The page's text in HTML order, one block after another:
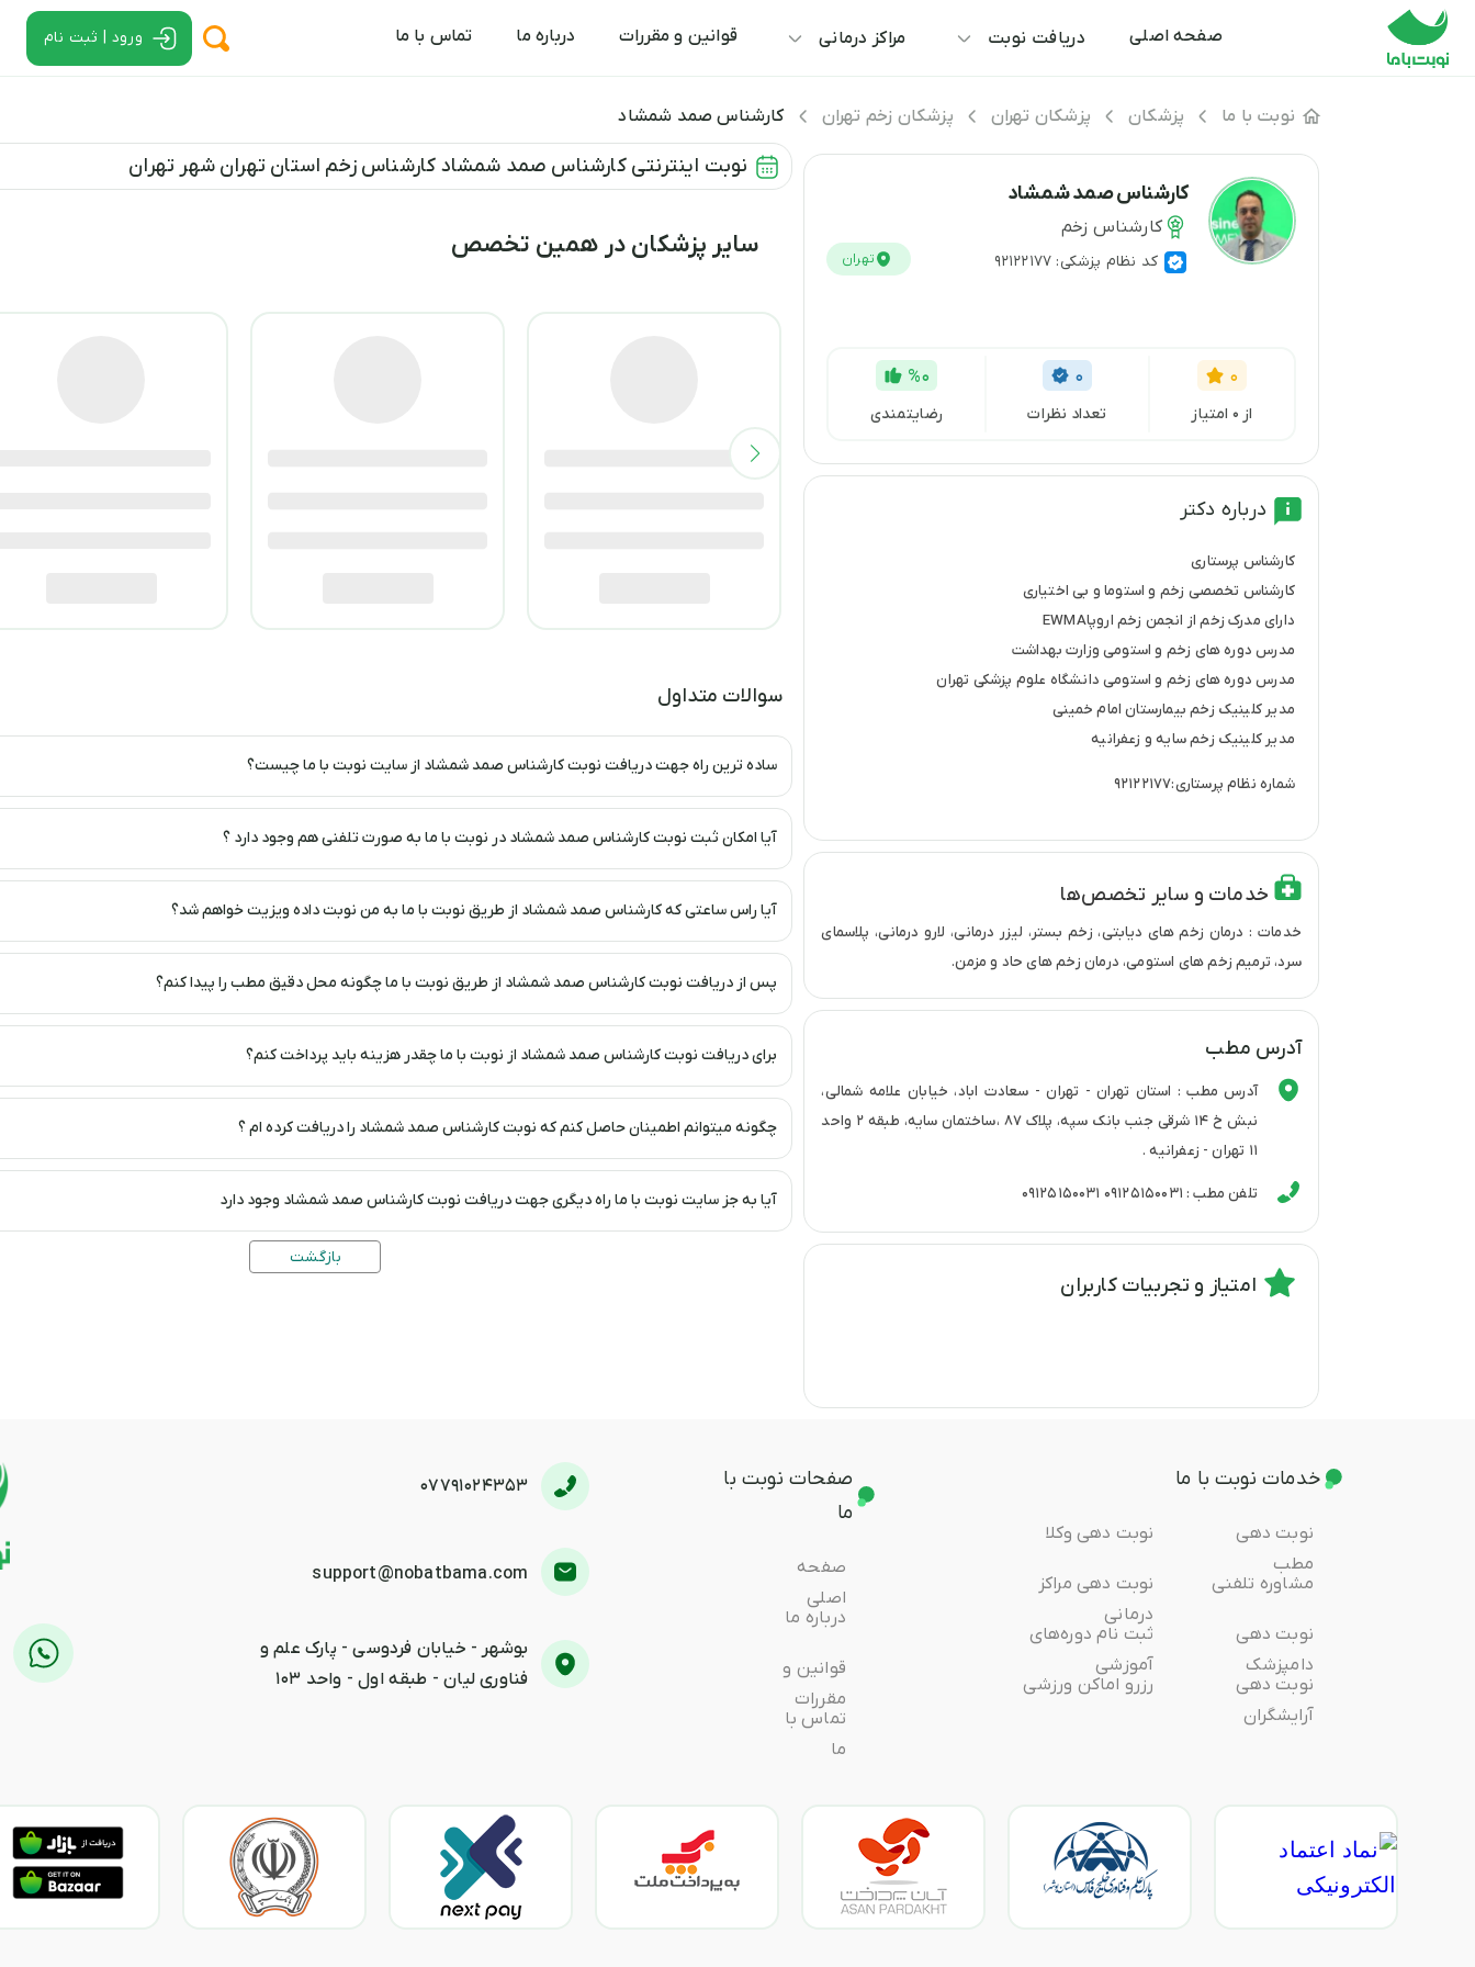
صفحه اصلی دریافت نوبت مراکز درمانی قوانین و مقررات درباره ما تماس با ما ورود | ثبت نام
نوبت با ما پزشکان پزشکان تهران پزشکان زخم تهران کارشناس صمد شمشاد
کارشناس صمد شمشاد
کارشناس زخم
کد نظام پزشکی: 92122177 تهران
0
از 0 امتیاز
0
تعداد نظرات
%0
رضایتمندی
درباره دکتر
کارشناس پرستاری
کارشناس تخصصی زخم و استوما و بی اختیاری
دارای مدرک زخم از انجمن زخم اروپاEWMA
مدرس دوره های زخم و استومی وزارت بهداشت
مدرس دوره های زخم و استومی دانشگاه علوم پزشکی تهران
مدیر کلینیک زخم بیمارستان امام خمینی
مدیر کلینیک زخم سایه و زعفرانیه
شماره نظام پرستاری:۹۲۱۲۲۱۷۷
خدمات و سایر تخصص‌ها
خدمات : درمان زخم های دیابتی، زخم بستر، لیزر درمانی، لارو درمانی، پلاسمای
سرد، ترمیم زخم های استومی، درمان زخم های حاد و مزمن.
آدرس مطب
آدرس مطب : استان تهران - تهران - سعادت اباد، خیابان علامه شمالی،
نبش خ ۱۴ شرقی جنب بانک سپه، پلاک ۸۷ ،ساختمان سایه، طبقه ۲ واحد
۱۱ تهران - زعفرانیه .
تلفن مطب : ۰۹۱۲۵۱۵۰۰۳۱ 09125150031
امتیاز و تجربیات کاربران
نوبت اینترنتی کارشناس صمد شمشاد کارشناس زخم استان تهران شهر تهران
سایر پزشکان در همین تخصص
سوالات متداول
ساده ترین راه جهت دریافت نوبت کارشناس صمد شمشاد از سایت نوبت با ما چیست؟
آیا امکان ثبت نوبت کارشناس صمد شمشاد در نوبت با ما به صورت تلفنی هم وجود دارد ؟
آیا راس ساعتی که کارشناس صمد شمشاد از طریق نوبت با ما به من نوبت داده ویزیت خواهم شد؟
پس از دریافت نوبت کارشناس صمد شمشاد از طریق نوبت با ما چگونه محل دقیق مطب را پیدا کنم؟
برای دریافت نوبت کارشناس صمد شمشاد از نوبت با ما چقدر هزینه باید پرداخت کنم؟
چگونه میتوانم اطمینان حاصل کنم که نوبت کارشناس صمد شمشاد را دریافت کرده ام ؟
آیا به جز سایت نوبت با ما راه دیگری جهت دریافت نوبت کارشناس صمد شمشاد وجود دارد
بازگشت
خدمات نوبت با ما
نوبت دهی
مطب
مشاوره تلفنی
نوبت دهی
دامپزشک
نوبت دهی
آرایشگران
نوبت دهی وکلا
نوبت دهی مراکز
درمانی
ثبت ‌نام دوره‌های
آموزشی
رزرو اماکن ورزشی
صفحات نوبت با
ما
صفحه
اصلی
درباره ما
قوانین و
مقررات
تماس با
ما
07791024353
support@nobatbama.com
بوشهر - خیابان فردوسی - پارک علم و
فناوری لیان - طبقه اول - واحد ۱۰۳